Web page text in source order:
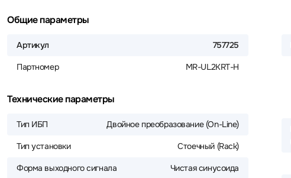
Общие параметры
Артикул 757725
Партномер MR-UL2KRT-H
Технические параметры
Тип ИБП Двойное преобразование (On-Line)
Тип установки Стоечный (Rack)
Форма выходного сигнала Чистая синусоида